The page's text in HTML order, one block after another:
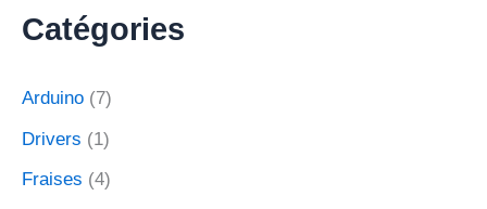
h
e
h
r
:
Catégories
Arduino (7)
Drivers (1)
Fraises (4)